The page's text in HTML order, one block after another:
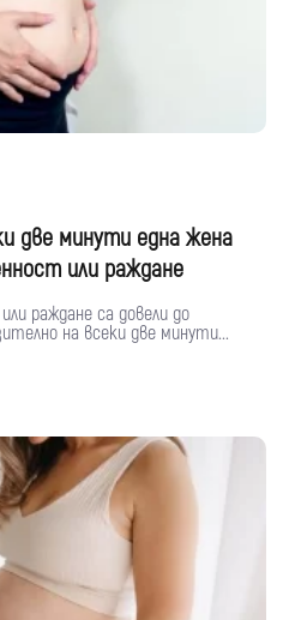
две минути една жена
или раждане
раждане са довели до
на всеки две минути...